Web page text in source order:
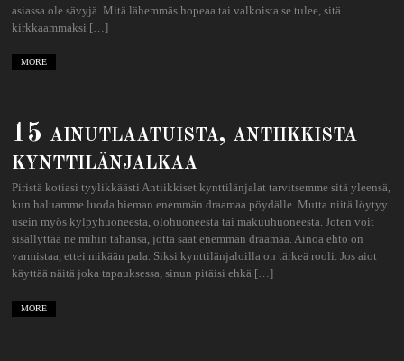
asiassa ole sävyjä. Mitä lähemmäs hopeaa tai valkoista se tulee, sitä
kirkkaammaksi […]
MORE
15 ainutlaatuista, antiikkista
kynttilänjalkaa
Piristä kotiasi tyylikkäästi Antiikkiset kynttilänjalat tarvitsemme sitä yleensä,
kun haluamme luoda hieman enemmän draamaa pöydälle. Mutta niitä löytyy
usein myös kylpyhuoneesta, olohuoneesta tai makuuhuoneesta. Joten voit
sisällyttää ne mihin tahansa, jotta saat enemmän draamaa. Ainoa ehto on
varmistaa, ettei mikään pala. Siksi kynttilänjaloilla on tärkeä rooli. Jos aiot
käyttää näitä joka tapauksessa, sinun pitäisi ehkä […]
MORE